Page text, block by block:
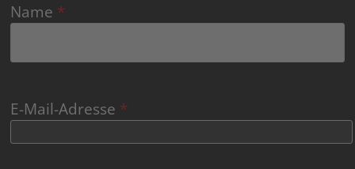
Name *
E-Mail-Adresse *